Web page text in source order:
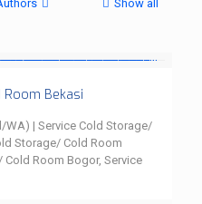
Show all
Room Bekasi
WA) | Service Cold Storage/
Storage/ Cold Room
Room Bogor, Service